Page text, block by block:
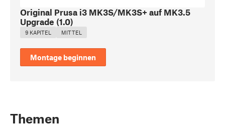
Original Prusa i3 MK3S/MK3S+ auf MK3.5
Upgrade (1.0)
9 KAPITEL MITTEL
Montage beginnen
Themen